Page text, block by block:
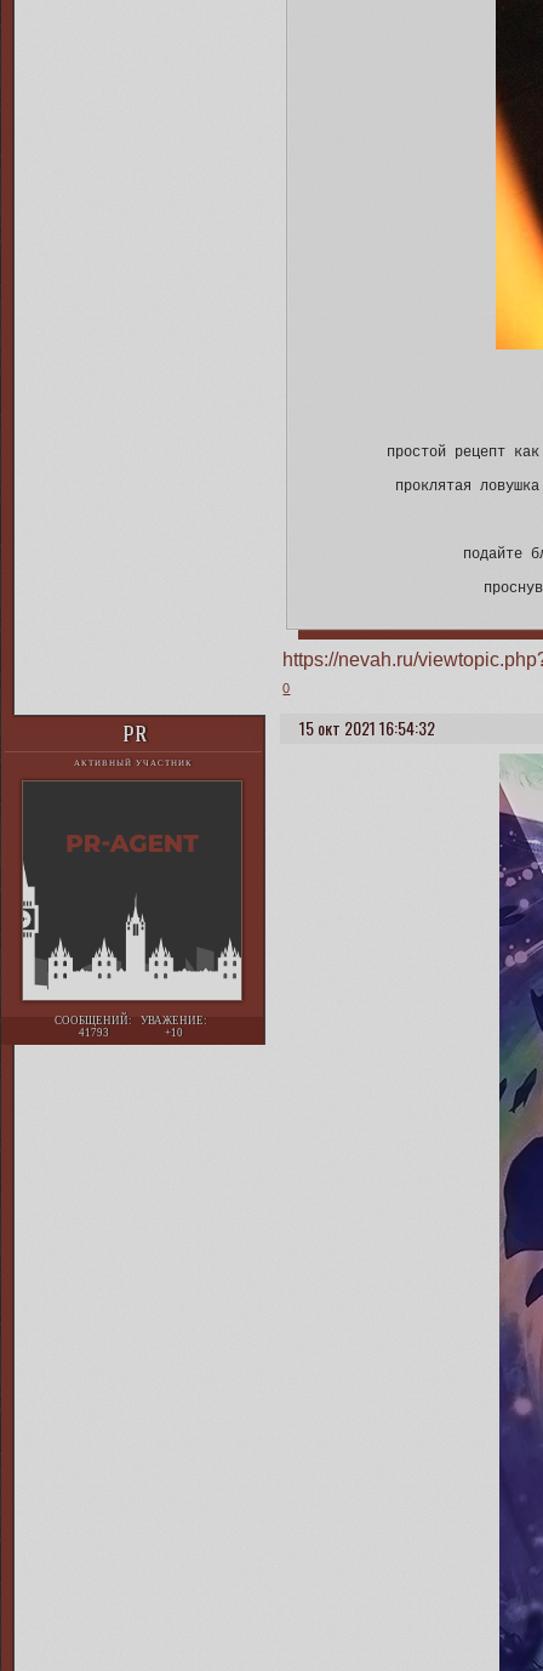
простой рецепт
проклятая
подайте
https://nevah.ru/
0
15 окт 2021 16:54:32
PR
АКТИВНЫЙ УЧАСТНИК
СООБЩЕНИЙ:
41793
УВАЖЕНИЕ:
+10